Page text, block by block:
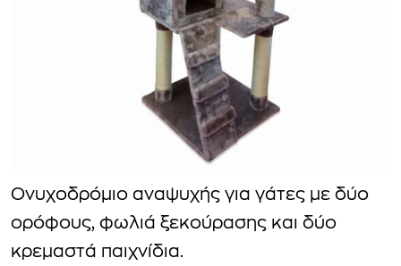
Ονυχοδρόμιο αναψυχής για γάτες με δύο
ορόφους, φωλιά ξεκούρασης και δύο
κρεμαστά παιχνίδια.